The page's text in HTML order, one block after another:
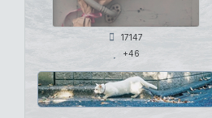
17147
+46